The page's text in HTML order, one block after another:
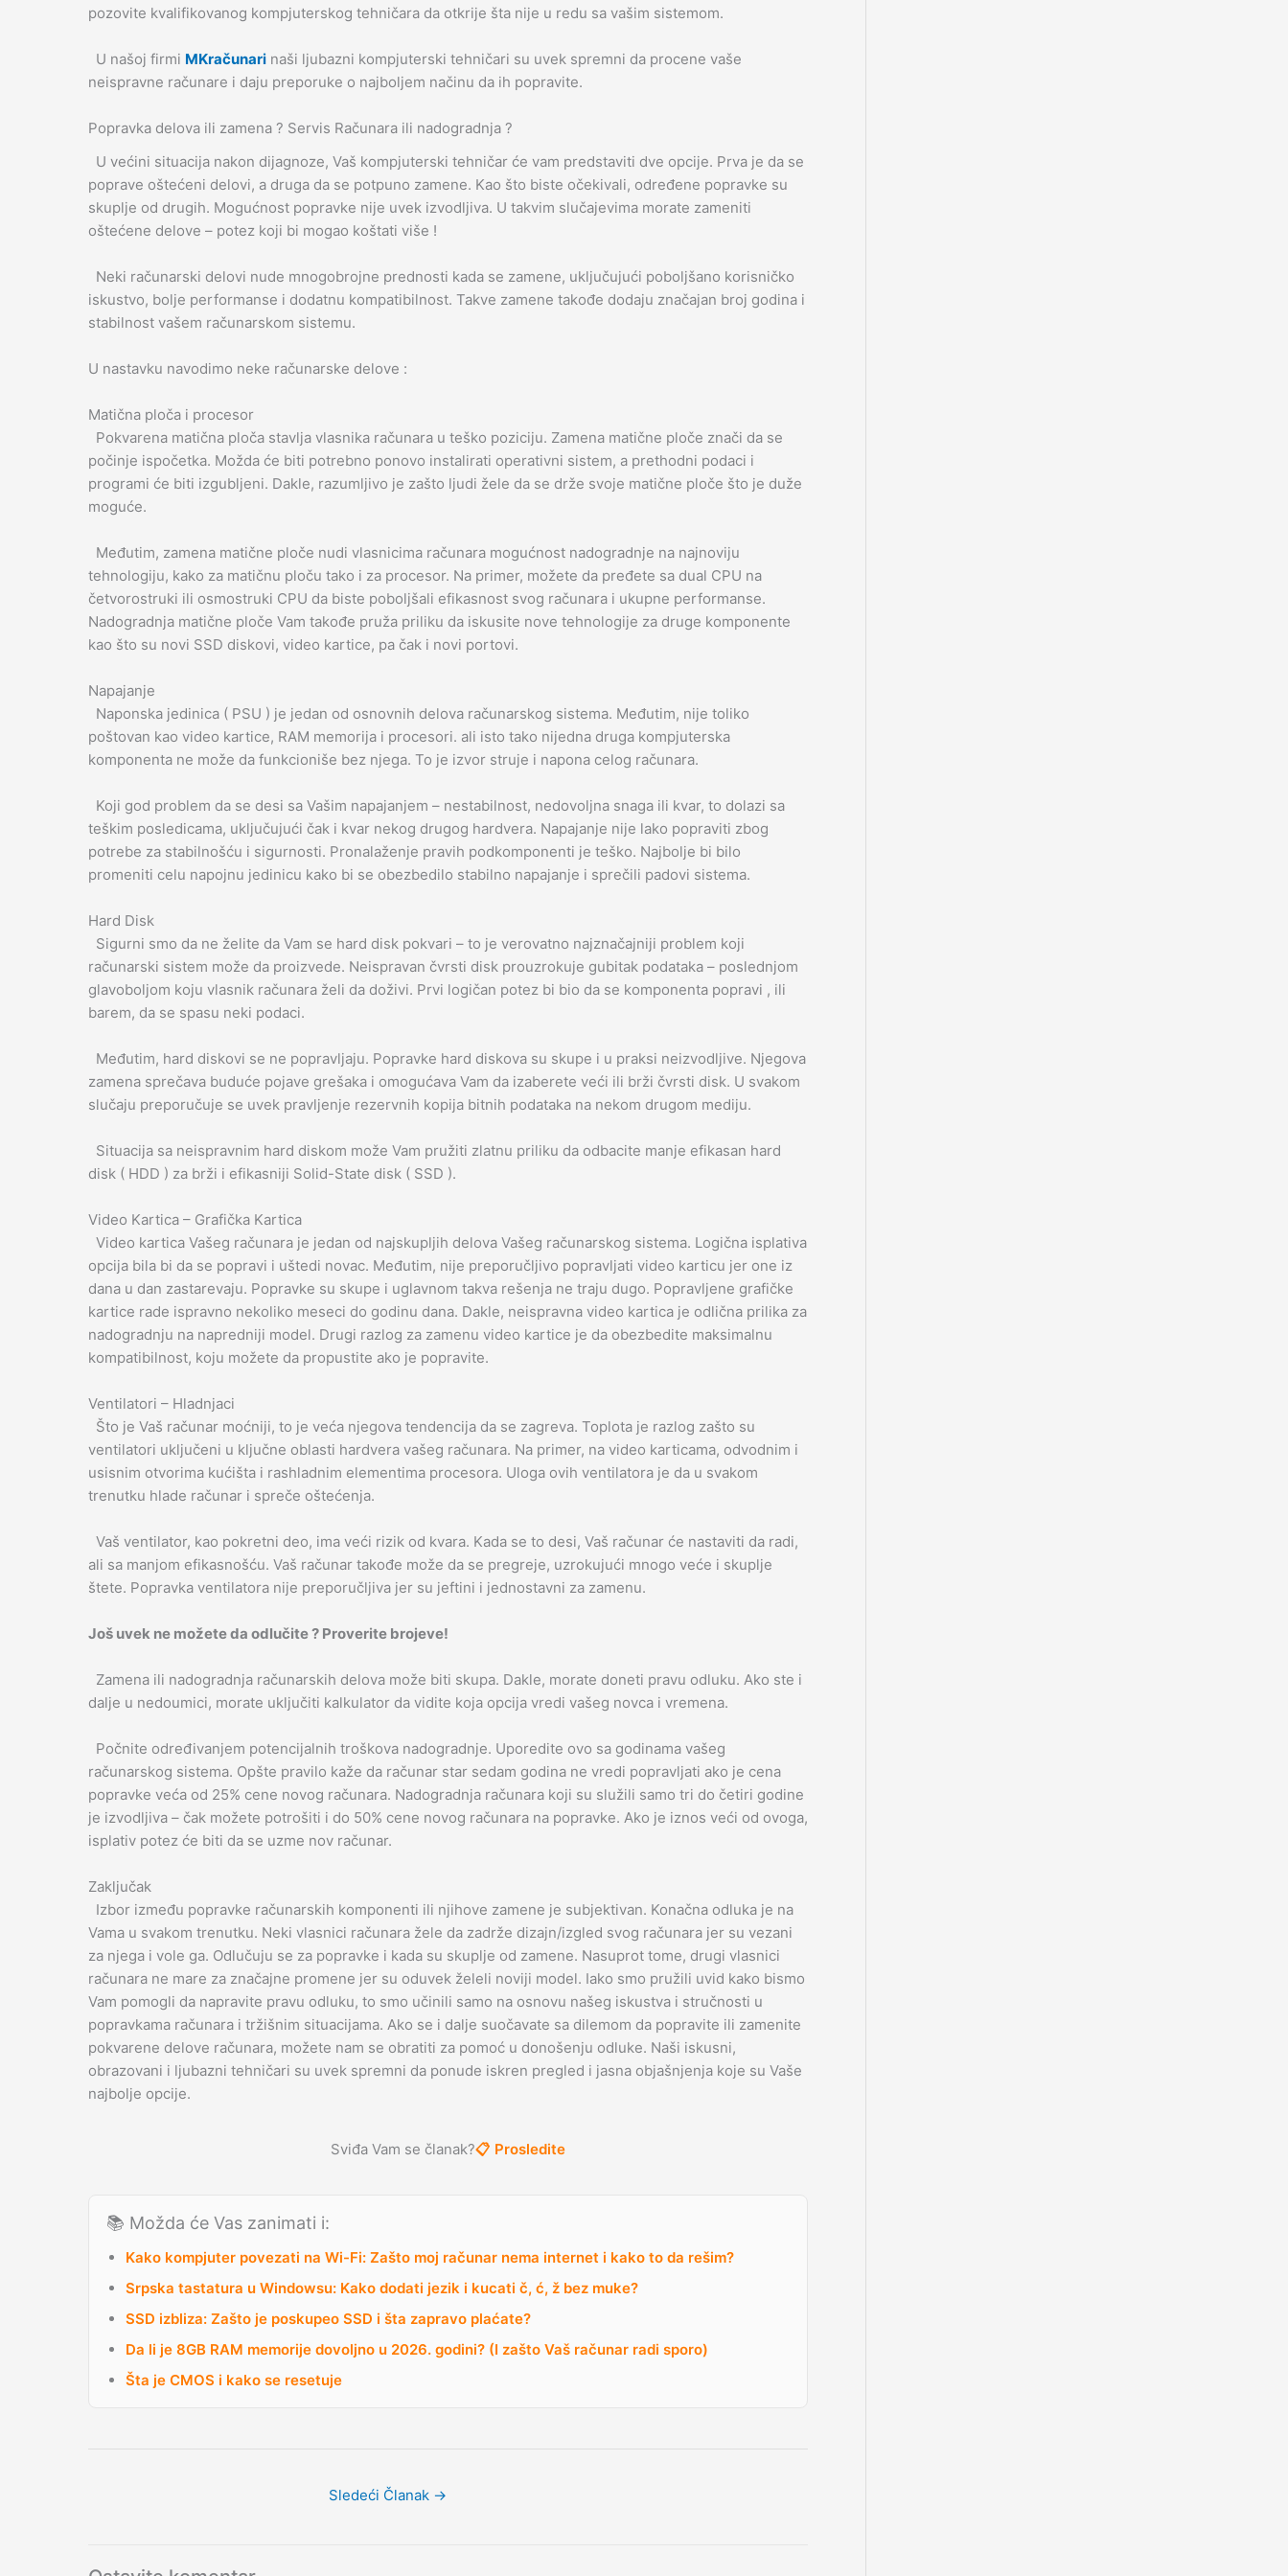
pozovite kvalifikovanog kompjuterskog tehničara da otkrije šta nije u redu sa vašim sistemom.
U našoj firmi MKračunari naši ljubazni kompjuterski tehničari su uvek spremni da procene vaše
neispravne računare i daju preporuke o najboljem načinu da ih popravite.
Popravka delova ili zamena ? Servis Računara ili nadogradnja ?
U većini situacija nakon dijagnoze, Vaš kompjuterski tehničar će vam predstaviti dve opcije. Prva je da se
poprave oštećeni delovi, a druga da se potpuno zamene. Kao što biste očekivali, određene popravke su
skuplje od drugih. Mogućnost popravke nije uvek izvodljiva. U takvim slučajevima morate zameniti
oštećene delove – potez koji bi mogao koštati više !
Neki računarski delovi nude mnogobrojne prednosti kada se zamene, uključujući poboljšano korisničko
iskustvo, bolje performanse i dodatnu kompatibilnost. Takve zamene takođe dodaju značajan broj godina i
stabilnost vašem računarskom sistemu.
U nastavku navodimo neke računarske delove :
Matična ploča i procesor
Pokvarena matična ploča stavlja vlasnika računara u teško poziciju. Zamena matične ploče znači da se
počinje ispočetka. Možda će biti potrebno ponovo instalirati operativni sistem, a prethodni podaci i
programi će biti izgubljeni. Dakle, razumljivo je zašto ljudi žele da se drže svoje matične ploče što je duže
moguće.
Međutim, zamena matične ploče nudi vlasnicima računara mogućnost nadogradnje na najnoviju
tehnologiju, kako za matičnu ploču tako i za procesor. Na primer, možete da pređete sa dual CPU na
četvorostruki ili osmostruki CPU da biste poboljšali efikasnost svog računara i ukupne performanse.
Nadogradnja matične ploče Vam takođe pruža priliku da iskusite nove tehnologije za druge komponente
kao što su novi SSD diskovi, video kartice, pa čak i novi portovi.
Napajanje
Naponska jedinica ( PSU ) je jedan od osnovnih delova računarskog sistema. Međutim, nije toliko
poštovan kao video kartice, RAM memorija i procesori. ali isto tako nijedna druga kompjuterska
komponenta ne može da funkcioniše bez njega. To je izvor struje i napona celog računara.
Koji god problem da se desi sa Vašim napajanjem – nestabilnost, nedovoljna snaga ili kvar, to dolazi sa
teškim posledicama, uključujući čak i kvar nekog drugog hardvera. Napajanje nije lako popraviti zbog
potrebe za stabilnošću i sigurnosti. Pronalaženje pravih podkomponenti je teško. Najbolje bi bilo
promeniti celu napojnu jedinicu kako bi se obezbedilo stabilno napajanje i sprečili padovi sistema.
Hard Disk
Sigurni smo da ne želite da Vam se hard disk pokvari – to je verovatno najznačajniji problem koji
računarski sistem može da proizvede. Neispravan čvrsti disk prouzrokuje gubitak podataka – poslednjom
glavoboljom koju vlasnik računara želi da doživi. Prvi logičan potez bi bio da se komponenta popravi , ili
barem, da se spasu neki podaci.
Međutim, hard diskovi se ne popravljaju. Popravke hard diskova su skupe i u praksi neizvodljive. Njegova
zamena sprečava buduće pojave grešaka i omogućava Vam da izaberete veći ili brži čvrsti disk. U svakom
slučaju preporučuje se uvek pravljenje rezervnih kopija bitnih podataka na nekom drugom mediju.
Situacija sa neispravnim hard diskom može Vam pružiti zlatnu priliku da odbacite manje efikasan hard
disk ( HDD ) za brži i efikasniji Solid-State disk ( SSD ).
Video Kartica – Grafička Kartica
Video kartica Vašeg računara je jedan od najskupljih delova Vašeg računarskog sistema. Logična isplativa
opcija bila bi da se popravi i uštedi novac. Međutim, nije preporučljivo popravljati video karticu jer one iz
dana u dan zastarevaju. Popravke su skupe i uglavnom takva rešenja ne traju dugo. Popravljene grafičke
kartice rade ispravno nekoliko meseci do godinu dana. Dakle, neispravna video kartica je odlična prilika za
nadogradnju na napredniji model. Drugi razlog za zamenu video kartice je da obezbedite maksimalnu
kompatibilnost, koju možete da propustite ako je popravite.
Ventilatori – Hladnjaci
Što je Vaš računar moćniji, to je veća njegova tendencija da se zagreva. Toplota je razlog zašto su
ventilatori uključeni u ključne oblasti hardvera vašeg računara. Na primer, na video karticama, odvodnim i
usisnim otvorima kućišta i rashladnim elementima procesora. Uloga ovih ventilatora je da u svakom
trenutku hlade računar i spreče oštećenja.
Vaš ventilator, kao pokretni deo, ima veći rizik od kvara. Kada se to desi, Vaš računar će nastaviti da radi,
ali sa manjom efikasnošću. Vaš računar takođe može da se pregreje, uzrokujući mnogo veće i skuplje
štete. Popravka ventilatora nije preporučljiva jer su jeftini i jednostavni za zamenu.
Još uvek ne možete da odlučite ? Proverite brojeve!
Zamena ili nadogradnja računarskih delova može biti skupa. Dakle, morate doneti pravu odluku. Ako ste i
dalje u nedoumici, morate uključiti kalkulator da vidite koja opcija vredi vašeg novca i vremena.
Počnite određivanjem potencijalnih troškova nadogradnje. Uporedite ovo sa godinama vašeg
računarskog sistema. Opšte pravilo kaže da računar star sedam godina ne vredi popravljati ako je cena
popravke veća od 25% cene novog računara. Nadogradnja računara koji su služili samo tri do četiri godine
je izvodljiva – čak možete potrošiti i do 50% cene novog računara na popravke. Ako je iznos veći od ovoga,
isplativ potez će biti da se uzme nov računar.
Zaključak
Izbor između popravke računarskih komponenti ili njihove zamene je subjektivan. Konačna odluka je na
Vama u svakom trenutku. Neki vlasnici računara žele da zadrže dizajn/izgled svog računara jer su vezani
za njega i vole ga. Odlučuju se za popravke i kada su skuplje od zamene. Nasuprot tome, drugi vlasnici
računara ne mare za značajne promene jer su oduvek želeli noviji model. Iako smo pružili uvid kako bismo
Vam pomogli da napravite pravu odluku, to smo učinili samo na osnovu našeg iskustva i stručnosti u
popravkama računara i tržišnim situacijama. Ako se i dalje suočavate sa dilemom da popravite ili zamenite
pokvarene delove računara, možete nam se obratiti za pomoć u donošenju odluke. Naši iskusni,
obrazovani i ljubazni tehničari su uvek spremni da ponude iskren pregled i jasna objašnjenja koje su Vaše
najbolje opcije.
Sviđa Vam se članak?📋 Prosledite
📚 Možda će Vas zanimati i:
Kako kompjuter povezati na Wi-Fi: Zašto moj računar nema internet i kako to da rešim?
Srpska tastatura u Windowsu: Kako dodati jezik i kucati č, ć, ž bez muke?
SSD izbliza: Zašto je poskupeo SSD i šta zapravo plaćate?
Da li je 8GB RAM memorije dovoljno u 2026. godini? (I zašto Vaš računar radi sporo)
Šta je CMOS i kako se resetuje
Sledeći Članak →